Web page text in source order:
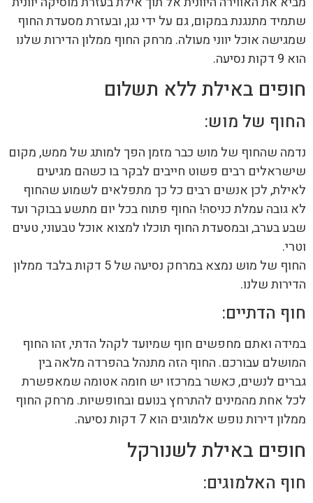
שתמיד מתנגנת במקום, גם על ידי נגן, ובעזרת מסעדת החוף
שמגישה אוכל יווני מעולה. מרחק החוף ממלון הדירות שלנו
הוא 9 דקות נסיעה.
חופים באילת ללא תשלום
החוף של מוש:
נדמה שהחוף של מוש כבר מזמן הפך למותג של ממש, מקום
שישראלים רבים פשוט חייבים לבקר בו כשהם מגיעים
לאילת, לכן אנשים רבים כל כך מתפלאים לשמוע שהחוף
לא גובה עמלת כניסה! החוף פתוח בכל יום מתשע בבוקר ועד
שבע בערב, ובמסעדת החוף תוכלו למצוא אוכל טבעוני, טעים
וטרי.
החוף של מוש נמצא במרחק נסיעה של 5 דקות בלבד ממלון
הדירות שלנו.
חוף הדתיים:
במידה ואתם מחפשים חוף שמיועד לקהל הדתי, זהו החוף
המושלם עבורכם. החוף הזה מתנהל בהפרדה מלאה בין
גברים לנשים, כאשר במרכזו יש חומה אטומה שמאפשרת
לכל אחת מהמינים להתרחץ בנועם ובחופשיות. מרחק החוף
ממלון דירות נופש אלמוגים הוא 7 דקות נסיעה.
חופים באילת לשנורקל
חוף האלמוגים: